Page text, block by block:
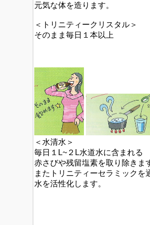
元気な体を造ります。
＜トリニティークリスタル＞
そのまま毎日１本以上
＜水清水＞
毎日１L~２L水道水に含まれる
赤さびや残留塩素を取り除きま
またトリニティーセラミックを
水を活性化します。